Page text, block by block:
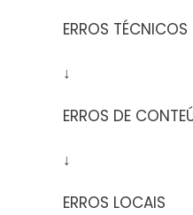
ERROS TÉCNICOS
↓
ERROS DE
↓
ERROS LOCAIS